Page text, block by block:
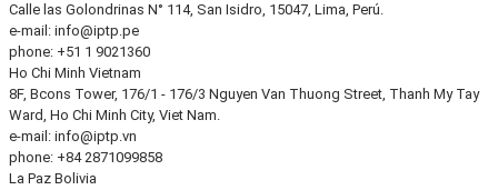
Calle las Golondrinas N° 114, San Isidro, 15047, Lima, Perú.
e-mail: info
iptp.pe
phone: +51 1 9021360
Ho Chi Minh Vietnam
8F, Bcons Tower, 176/1 - 176/3 Nguyen Van Thuong Street, Thanh My Tay
Ward, Ho Chi Minh City, Viet Nam.
e-mail: info
iptp.vn
phone: +84 2871099858
La Paz Bolivia